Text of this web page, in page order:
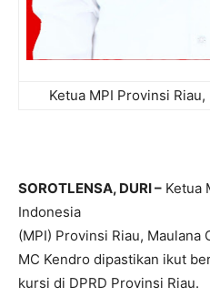
Ketua MPI Provinsi
SOROTLENSA, DURI – Ketua
Indonesia
(MPI) Provinsi Riau,
MC Kendro dipastikan ikut
kursi di DPRD Provinsi Riau.